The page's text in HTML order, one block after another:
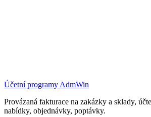
Účetní programy AdmWin
Provázaná fakturace na zakázky a sklady,
nabídky, objednávky, poptávky.